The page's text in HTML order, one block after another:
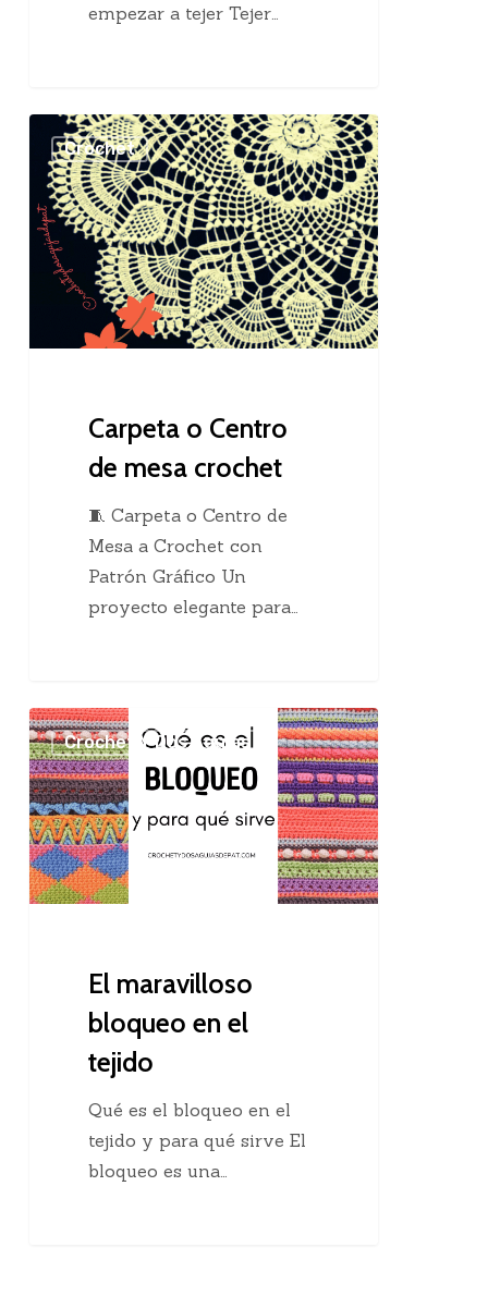
empezar a tejer Tejer…
Carpeta
Centro
de
mesa
crochet
Crochet
Carpeta o Centro
de mesa crochet
🧵 Carpeta o Centro de
Mesa a Crochet con
Patrón Gráfico Un
proyecto elegante para…
El
maravilloso
bloqueo
en
el
tejido
Crochet Y Dos Agujas
El maravilloso
bloqueo en el
tejido
Qué es el bloqueo en el
tejido y para qué sirve El
bloqueo es una…